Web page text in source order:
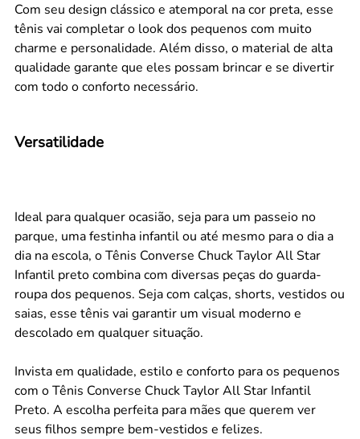
Com seu design clássico e atemporal na cor preta, esse
tênis vai completar o look dos pequenos com muito
charme e personalidade. Além disso, o material de alta
qualidade garante que eles possam brincar e se divertir
com todo o conforto necessário.
Versatilidade
Ideal para qualquer ocasião, seja para um passeio no
parque, uma festinha infantil ou até mesmo para o dia a
dia na escola, o Tênis Converse Chuck Taylor All Star
Infantil preto combina com diversas peças do guarda-
roupa dos pequenos. Seja com calças, shorts, vestidos ou
saias, esse tênis vai garantir um visual moderno e
descolado em qualquer situação.
Invista em qualidade, estilo e conforto para os pequenos
com o Tênis Converse Chuck Taylor All Star Infantil
Preto. A escolha perfeita para mães que querem ver
seus filhos sempre bem-vestidos e felizes.